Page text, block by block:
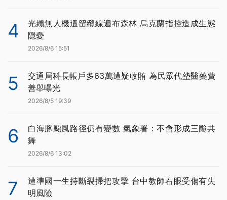
4
光纖無人機遺留纜線遍布森林 烏克蘭指控造成生態
隱憂
2026/8/6 15:51
5
交通局科長帳戶多63萬遭疑收賄 為民眾代墊醫藥費
善舉曝光
2026/8/5 19:39
6
白海豚颱風路徑仍有變數 氣象署：不會形成三颱共
舞
2026/8/6 13:02
7
遭準國一生持斷裂掃把攻擊 台中教師右眼受傷有失
明風險